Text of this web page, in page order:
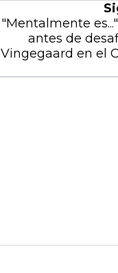
"Mentalmente
antes de
Vingegaard en el